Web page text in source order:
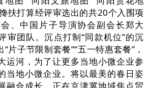
扶打算经评审选出的共20个入围项
、中国片子导演协会副会长郑大
审团队。沉点打制“同款机位”的沉
片子节限制套餐”“五一特惠套餐”，
运河，为了让更多当地小微企业参
当地小微企业。将以最美的春日姿